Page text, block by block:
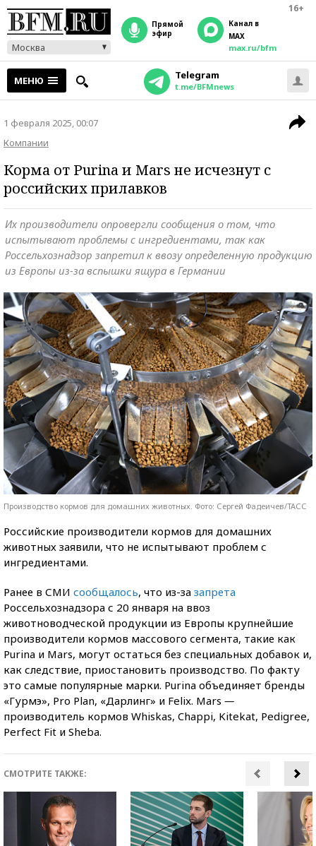
16+
Москва
прямой
эфир
Канал в
MAX
max.ru/bfm
МЕНЮ Telegram
t.me/BFMnews
1 февраля 2025, 00:07
Компании
Корма от Purina и Mars не исчезнут с
российских прилавков
Их производители опровергли сообщения о том, что
испытывают проблемы с ингредиентами, так как
Россельхознадзор запретил к ввозу определенную продукцию
из Европы из-за вспышки ящура в Германии
Производство кормов для домашних животных. Фото: Сергей Фадеичев/ТАСС
Российские производители кормов для домашних
животных заявили, что не испытывают проблем с
ингредиентами.
Ранее в СМИ сообщалось, что из-за запрета
Россельхознадзора с 20 января на ввоз
животноводческой продукции из Европы крупнейшие
производители кормов массового сегмента, такие как
Purina и Mars, могут остаться без специальных добавок и,
как следствие, приостановить производство. По факту
это самые популярные марки. Purina объединяет бренды
«Гурмэ», Pro Plan, «Дарлинг» и Felix. Mars —
производитель кормов Whiskas, Chappi, Kitekat, Pedigree,
Perfect Fit и Sheba.
СМОТРИТЕ ТАКЖЕ: